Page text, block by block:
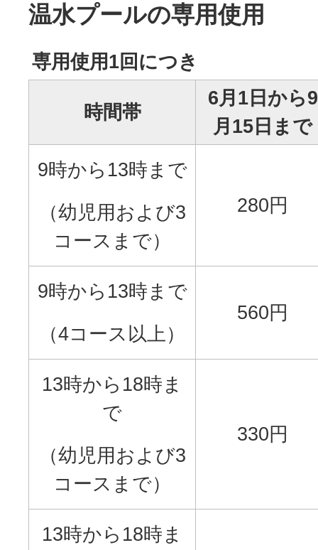
温水プールの専用使用
専用使用1回につき
時間帯
6月1日から9
月15日まで
9時から13時まで
（幼児用および3
コースまで）
280円
9時から13時まで
（4コース以上）
560円
13時から18時ま
で
（幼児用および3
コースまで）
330円
13時から18時ま